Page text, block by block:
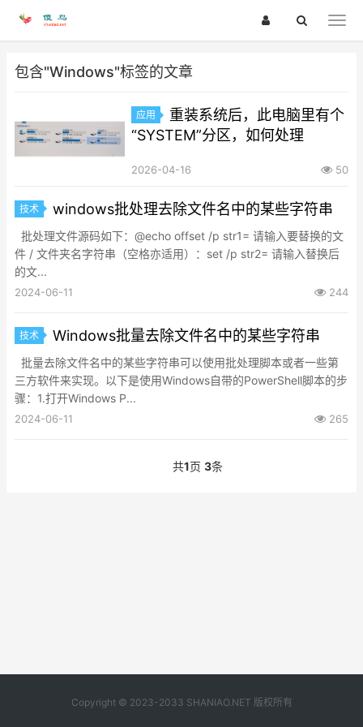
包含"Windows"标签的文章
应用
重装系统后，此电脑里有个
“SYSTEM”分区，如何处理
2026-04-16 50
技术 windows批处理去除文件名中的某些字符串
批处理文件源码如下：@echo offset /p str1= 请输入要替换的文
件 / 文件夹名字符串（空格亦适用）：set /p str2= 请输入替换后
的文...
2024-06-11 244
技术 Windows批量去除文件名中的某些字符串
批量去除文件名中的某些字符串可以使用批处理脚本或者一些第
三方软件来实现。以下是使用Windows自带的PowerShell脚本的步
骤：1.打开Windows P...
2024-06-11 265
共1页 3条
Copyright © 2023-2033 SHANIAO.NET 版权所有